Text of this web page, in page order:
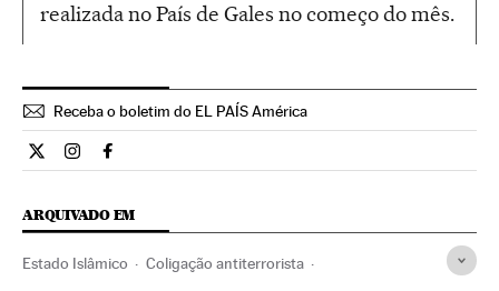
realizada no País de Gales no começo do mês.
Receba o boletim do EL PAÍS América
Internacional El País Brasil en Twitter
Internacional El País Brasil en Instagram
Internacional El País Brasil en Facebook
ARQUIVADO EM
Estado Islâmico Coligação antiterrorista